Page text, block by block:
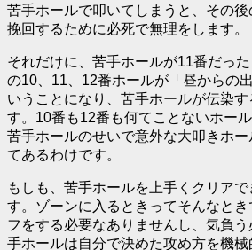
苦手ホールで叩いてしまうと、その
挽回するために必死で無理をします。
それだけに、苦手ホールが11番だっ
の10、11、12番ホールが「昼からの
いうことになり、 苦手ホールが伝染す
す。10番も12番も何てことないホー
苦手ホールのせいで意外な大叩きホ
てあるわけです。
もしも、苦手ホールを上手くクリア
す。ゾーンに入るときってそんなと
フをする必要なありませんし、気負
手ホールは自分で決めた攻め方を機